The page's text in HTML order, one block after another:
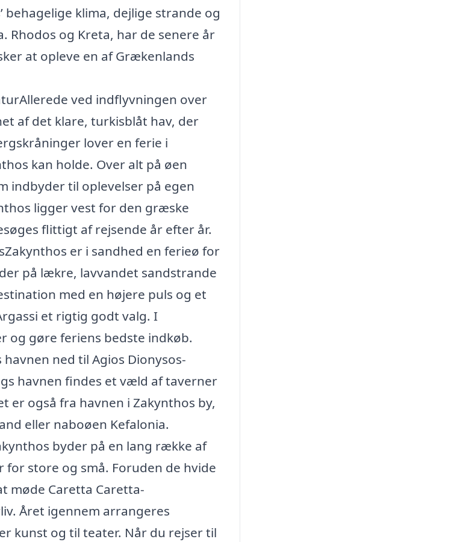
klima, dejlige strande og
og Kreta, har de senere år
at opleve en af Grækenlands
ved indflyvningen over
af det klare, turkisblåt hav, der
lover en ferie i
kan holde. Over alt på øen
indbyder til oplevelser på egen
ligger vest for den græske
flittigt af rejsende år efter år.
er i sandhed en ferieø for
på lækre, lavvandet sandstrande
med en højere puls og et
et rigtig godt valg. I
og gøre feriens bedste indkøb.
ned til Agios Dionysos-
havnen findes et væld af taverner
er også fra havnen i Zakynthos by,
eller naboøen Kefalonia.
byder på en lang række af
store og små. Foruden de hvide
møde Caretta Caretta-
Året igennem arrangeres
kunst og til teater. Når du rejser til